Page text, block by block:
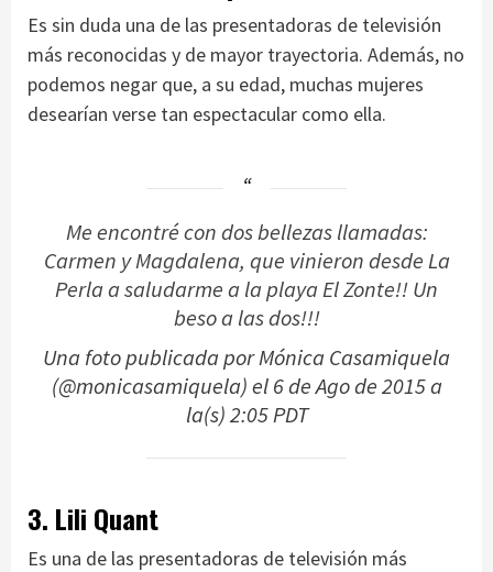
Es sin duda una de las presentadoras de televisión
más reconocidas y de mayor trayectoria. Además, no
podemos negar que, a su edad, muchas mujeres
desearían verse tan espectacular como ella.
Me encontré con dos bellezas llamadas:
Carmen y Magdalena, que vinieron desde La
Perla a saludarme a la playa El Zonte!! Un
beso a las dos!!!
Una foto publicada por Mónica Casamiquela
(@monicasamiquela) el6 de Ago de 2015 a
la(s) 2:05 PDT
3. Lili Quant
Es una de las presentadoras de televisión más